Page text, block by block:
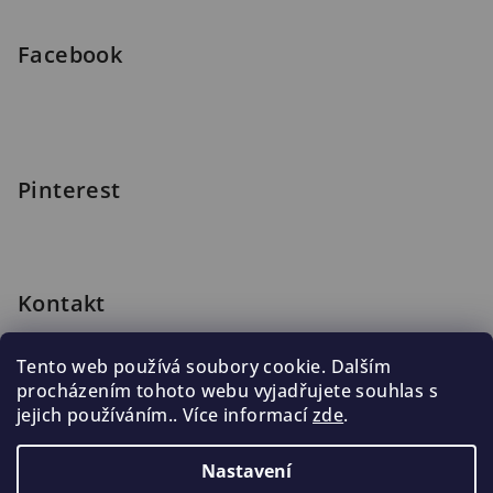
Tento web používá soubory cookie. Dalším
procházením tohoto webu vyjadřujete souhlas s
jejich používáním.. Více informacízde.
Nastavení
Facebook
Pinterest
Kontakt
222 316 990
776 019 998, 602 537 625